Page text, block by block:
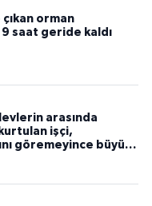
orman
9 saat geride kaldı
arasında
işçi,
göremeyince büyük